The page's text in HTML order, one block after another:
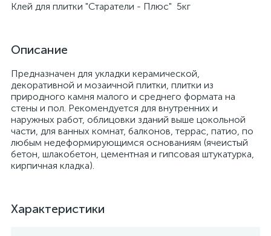
Клей для плитки "Старатели - Плюс" 5кг
Описание
Предназначен для укладки керамической,
декоративной и мозаичной плитки, плитки из
природного камня малого и среднего формата на
стены и пол. Рекомендуется для внутренних и
наружных работ, облицовки зданий выше цокольной
части, для ванных комнат, балконов, террас, патио, по
любым недеформирующимся основаниям (ячеистый
бетон, шлакобетон, цементная и гипсовая штукатурка,
кирпичная кладка).
Характеристики